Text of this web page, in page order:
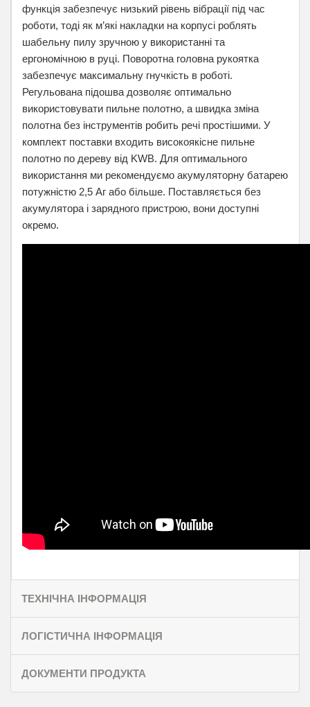
функція забезпечує низький рівень вібрації під час
роботи, тоді як м’які накладки на корпусі роблять
шабельну пилу зручною у використанні та
ергономічною в руці. Поворотна головна рукоятка
забезпечує максимальну гнучкість в роботі.
Регульована підошва дозволяє оптимально
використовувати пильне полотно, а швидка зміна
полотна без інструментів робить речі простішими. У
комплект поставки входить високоякісне пильне
полотно по дереву від KWB. Для оптимального
використання ми рекомендуємо акумуляторну батарею
потужністю 2,5 Аг або більше. Поставляється без
акумулятора і зарядного пристрою, вони доступні
окремо.
ТЕХНІЧНА ІНФОРМАЦІЯ
ЛОГІСТИЧНА ІНФОРМАЦІЯ
ДОКУМЕНТИ ПРОДУКТА